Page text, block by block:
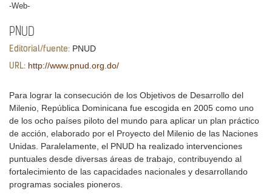
-Web-
PNUD
Editorial/fuente: PNUD
URL: http://www.pnud.org.do/
Para lograr la consecución de los Objetivos de Desarrollo del
Milenio, República Dominicana fue escogida en 2005 como uno
de los ocho países piloto del mundo para aplicar un plan práctico
de acción, elaborado por el Proyecto del Milenio de las Naciones
Unidas. Paralelamente, el PNUD ha realizado intervenciones
puntuales desde diversas áreas de trabajo, contribuyendo al
fortalecimiento de las capacidades nacionales y desarrollando
programas sociales pioneros.